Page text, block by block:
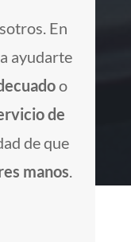
En
ayudarte
o
de
de que
manos